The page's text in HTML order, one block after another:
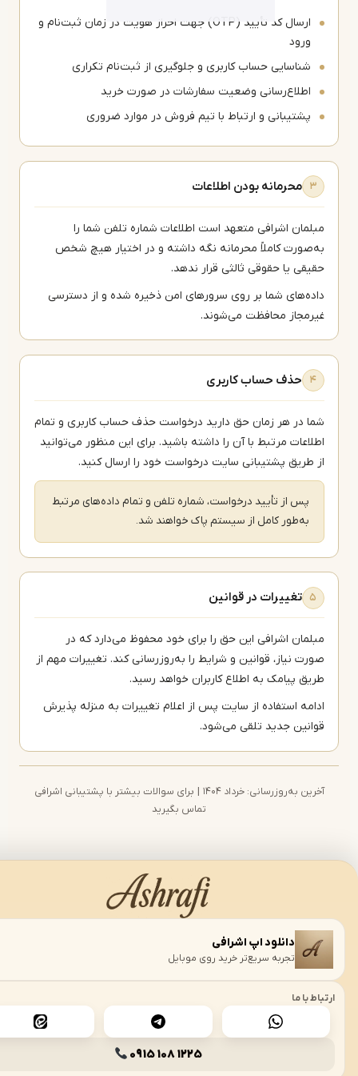
ارسال کد تأیید (OTP) جهت احراز هویت در زمان ثبت‌نام و
شناسایی حساب کاربری و جلوگیری از ثبت‌نام تکراری
اطلاع‌رسانی وضعیت سفارشات در صورت خرید
پشتیبانی و ارتباط با تیم فروش در موارد ضروری
محرمانه بودن اطلاعات
اشرافی متعهد است اطلاعات شماره تلفن شما را
کاملاً محرمانه نگه داشته و در اختیار هیچ شخص
یا حقوقی ثالثی قرار ندهد.
شما بر روی سرورهای امن ذخیره شده و از دسترسی
محافظت می‌شوند.
حذف حساب کاربری
در هر زمان حق دارید درخواست حذف حساب کاربری و تمام
مرتبط با آن را داشته باشید. برای این منظور می‌توانید
طریق پشتیبانی سایت درخواست خود را ارسال کنید.
پس از تأیید درخواست، شماره تلفن و تمام داده‌های مرتبط
به‌طور کامل از سیستم پاک خواهند شد.
تغییرات در قوانین
اشرافی این حق را برای خود محفوظ می‌دارد که در
نیاز، قوانین و شرایط را به‌روزرسانی کند. تغییرات مهم از
پیامک به اطلاع کاربران خواهد رسید.
استفاده از سایت پس از اعلام تغییرات به منزله پذیرش
جدید تلقی می‌شود.
آخرین به‌روزرسانی: خرداد ۱۴۰۴ | برای سوالات بیشتر با پشتیبانی اشرافی
تماس بگیرید
دانلود اپ اشرافی
تجربه سریع‌تر خرید روی موبایل
با ما
0915 108 1225
هوش مصنوعی